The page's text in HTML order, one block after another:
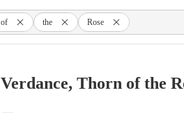
of the Rose
Verdance, Thorn of the